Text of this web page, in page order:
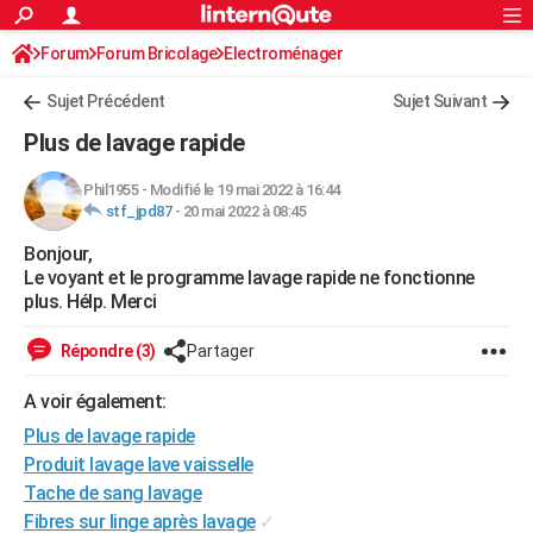
ACTUALITÉS
Politique
Société
Faits Divers
Education
Monde
Villes
+
FINANCE
Retraite
Impôts
Epargne
Immobilier
Risques naturels par ville
Banque
Assurance
Crédit
AUTO
Essais
Réserver un essai
Citadines
Berlines
SUV
Forum auto
+HIGH-TECH
Mobiles
Meilleur smartphone
Internet
Ordinateurs
Jeux vidéo
Guide high-tech
+
Forum
Aménagement intérieur
Extérieur
Cuisine
Salle de bains
Jardinage
Rangement
WEEK-END
Guides de France
Escapades
Patrimoine
Expositions
Musées
Week-end nature
+LIFESTYLE
Art de vivre
Bien-être
Loisirs
Mode
Modes de vie
SANTE
Alimentation
Guide de la santé
Maladies
Médicaments
Sommeil
VOYAGE
S'inscrire
Connexion
Forum Forum Bricolage Electroménager
Sujet Précédent Sujet Suivant
Plus de lavage rapide
Phil1955- Modifié le 19 mai 2022 à 16:44
stf_jpd87- 20 mai 2022 à 08:45
Bonjour,
Le voyant et le programme lavage rapide ne fonctionne
plus. Hélp. Merci
Répondre (3) Partager
A voir également:
Plus de lavage rapide
Produit lavage lave vaisselle
Tache de sang lavage
Fibres sur linge après lavage ✓